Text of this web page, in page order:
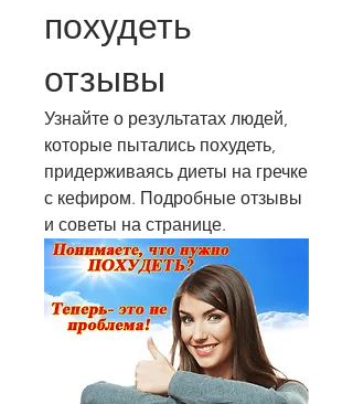
похудеть
отзывы
Узнайте о результатах людей,
которые пытались похудеть,
придерживаясь диеты на гречке
с кефиром. Подробные отзывы
и советы на странице.